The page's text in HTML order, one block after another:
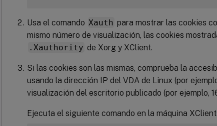
Usa el comando Xauth para mostrar las cookies
mismo número de visualización, las cookies
.Xauthority de Xorg y XClient.
Si las cookies son las mismas, comprueba la
usando la dirección IP del VDA de Linux (por ejemplo,
visualización del escritorio publicado (por ejemplo,
Ejecuta el siguiente comando en la máquina XClient: